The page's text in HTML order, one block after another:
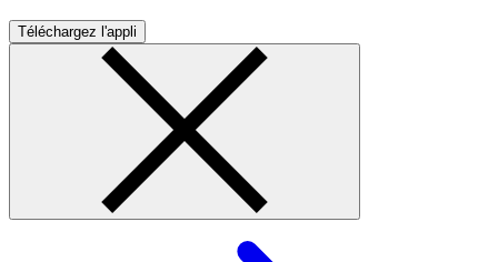
Téléchargez l'appli